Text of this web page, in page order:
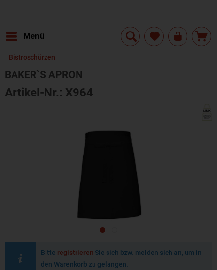
Menü
Bistroschürzen
BAKER`S APRON
Artikel-Nr.: X964
Bitte registrieren Sie sich bzw. melden sich an, um in
den Warenkorb zu gelangen.